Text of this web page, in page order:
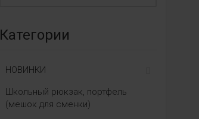
Категории
НОВИНКИ
Школьный рюкзак, портфель
(мешок для сменки)